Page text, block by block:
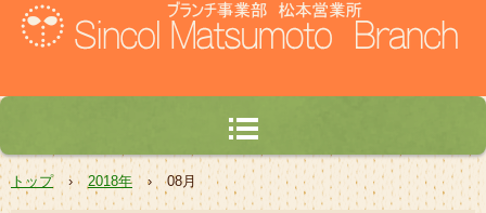
TEL.0263-53-7158
トップ › 2018年 › 08月